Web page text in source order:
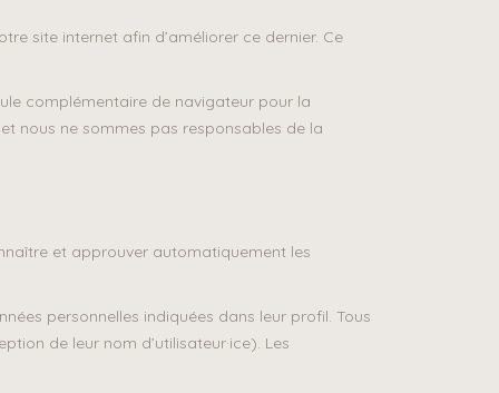
site internet afin d’améliorer ce dernier. Ce
complémentaire de navigateur pour la
nous ne sommes pas responsables de la
et approuver automatiquement les
personnelles indiquées dans leur profil. Tous
de leur nom d’utilisateur·ice). Les